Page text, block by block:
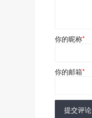
你的昵称*
你的邮箱*
提交评论